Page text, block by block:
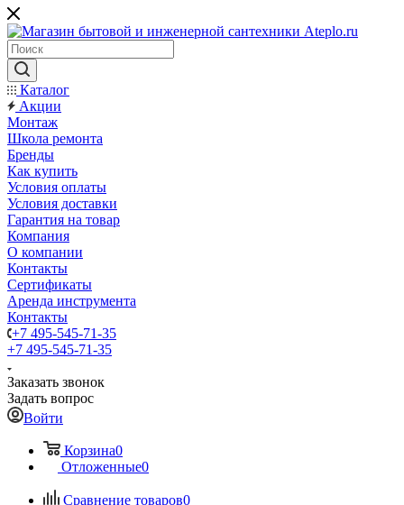
Каталог
Акции
Монтаж
Школа ремонта
Бренды
Как купить
Условия оплаты
Условия доставки
Гарантия на товар
Компания
О компании
Контакты
Сертификаты
Аренда инструмента
Контакты
+7 495-545-71-35
+7 495-545-71-35
Заказать звонок
Задать вопрос
Войти
Корзина0
Отложенные0
Сравнение товаров0